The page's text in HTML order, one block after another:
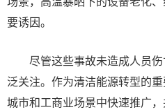
要诱因。
尽管这些事故未造成人员
泛关注。作为清洁能源转型的
城市和工商业场景中快速推广